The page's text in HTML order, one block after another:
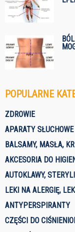
POPULARNE
ZDROWIE
APARATY
BALSAMY, MASŁA,
AKCESORIA DO
AUTOKLAWY,
LEKI NA ALERGIĘ,
ANTYPERSPIRANTY
CZĘŚCI DO